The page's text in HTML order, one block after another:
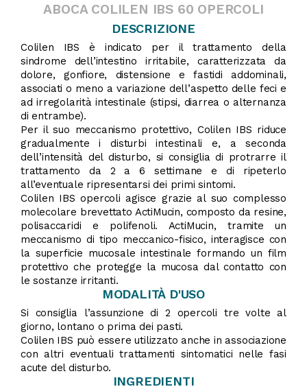
ABOCA COLILEN IBS 60 OPERCOLI
DESCRIZIONE
Colilen IBS è indicato per il trattamento della
sindrome dell’intestino irritabile, caratterizzata da
dolore, gonfiore, distensione e fastidi addominali,
associati o meno a variazione dell’aspetto delle feci e
ad irregolarità intestinale (stipsi, diarrea o alternanza
di entrambe).
Per il suo meccanismo protettivo, Colilen IBS riduce
gradualmente i disturbi intestinali e, a seconda
dell’intensità del disturbo, si consiglia di protrarre il
trattamento da 2 a 6 settimane e di ripeterlo
all’eventuale ripresentarsi dei primi sintomi.
Colilen IBS opercoli agisce grazie al suo complesso
molecolare brevettato ActiMucin, composto da resine,
polisaccaridi e polifenoli. ActiMucin, tramite un
meccanismo di tipo meccanico-fisico, interagisce con
la superficie mucosale intestinale formando un film
protettivo che protegge la mucosa dal contatto con
le sostanze irritanti.
MODALITÀ D'USO
Si consiglia l’assunzione di 2 opercoli tre volte al
giorno, lontano o prima dei pasti.
Colilen IBS può essere utilizzato anche in associazione
con altri eventuali trattamenti sintomatici nelle fasi
acute del disturbo.
INGREDIENTI